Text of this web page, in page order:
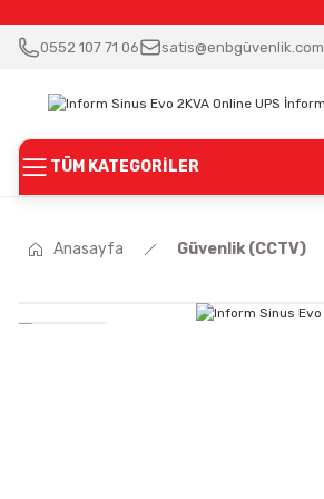
0552 107 71 06 satis@enbgüvenlik.com
TÜM KATEGORİLER
Anasayfa Güvenlik (CCTV)